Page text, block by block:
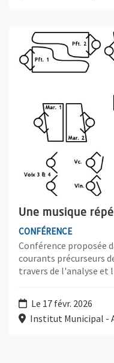
Une musique
CONFÉRENCE
Conférence proposée
courants précurseurs
travers de l'analyse et
Le 17 févr. 2026
Institut Municipal -
Plus d'information sur